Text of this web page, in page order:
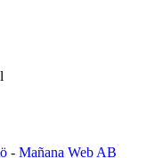
- Mañana Web AB